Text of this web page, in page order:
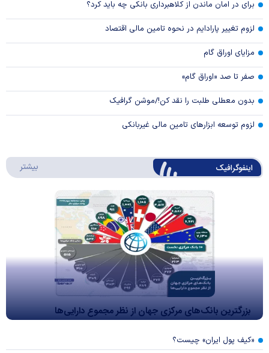
برای در امان ماندن از کلاهبرداری بانکی چه باید کرد؟
لزوم تغییر پارادایم در نحوه تامین مالی اقتصاد
مزایای اوراق گام
صفر تا صد «اوراق گام»
بدون معطلی طلبت را نقد کن!/موشن گرافیک
لزوم توسعه ابزارهای تامین مالی غیربانکی
اینفوگرافیک بیشتر
بزرگترین بانک‌های مرکزی جهان از نظر مجموع دارایی‌ها
«کیف پول ایران» چیست؟